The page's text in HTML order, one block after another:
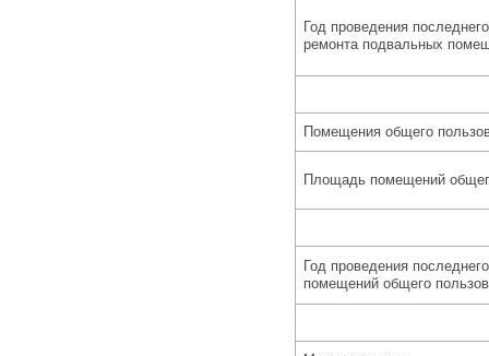
Год проведения
ремонта подвальных
Помещения общего
Площадь помещений
Год проведения
помещений общего